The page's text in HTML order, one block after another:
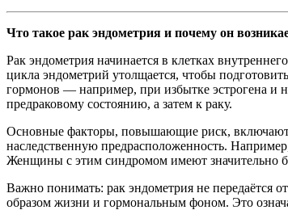
Что такое рак эндометрия и почему он
Рак эндометрия начинается в клетках
цикла эндометрий утолщается, чтобы
гормонов — например, при избытке эстрогена и
предраковому состоянию, а затем к раку.
Основные факторы, повышающие риск, включают
наследственную предрасположенность.
Женщины с этим синдромом имеют значительно
Важно понимать: рак эндометрия не передаётся
образом жизни и гормональным фоном. Это